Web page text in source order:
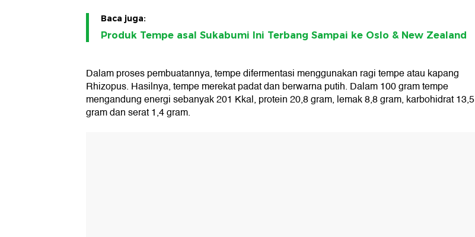
Baca juga:
Produk Tempe asal Sukabumi Ini Terbang Sampai ke Oslo & New Zealand
Dalam proses pembuatannya, tempe difermentasi menggunakan ragi tempe atau kapang
Rhizopus. Hasilnya, tempe merekat padat dan berwarna putih. Dalam 100 gram tempe
mengandung energi sebanyak 201 Kkal, protein 20,8 gram, lemak 8,8 gram, karbohidrat 13,5
gram dan serat 1,4 gram.